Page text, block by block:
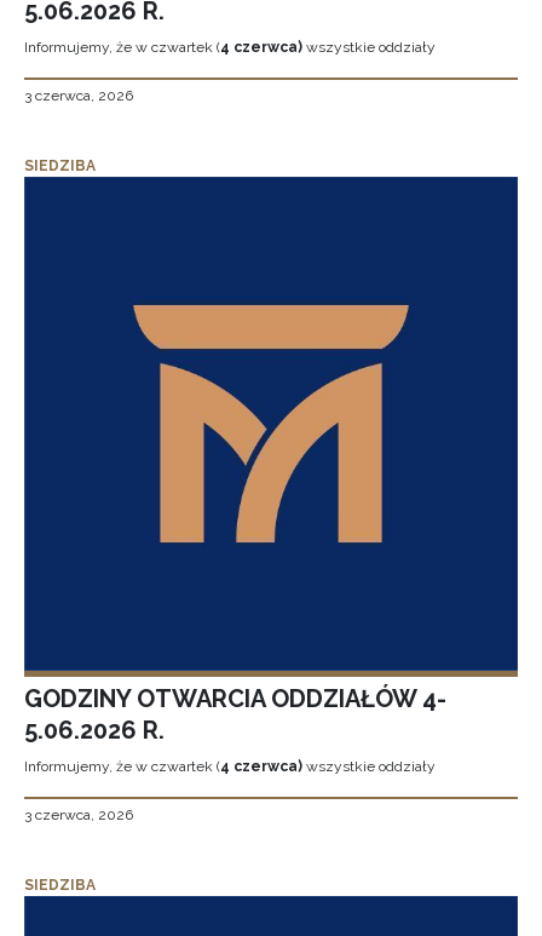
5.06.2026 R.
Informujemy, że w czwartek (4 czerwca) wszystkie oddziały
3 czerwca, 2026
SIEDZIBA
GODZINY OTWARCIA ODDZIAŁÓW 4-
5.06.2026 R.
Informujemy, że w czwartek (4 czerwca) wszystkie oddziały
3 czerwca, 2026
SIEDZIBA